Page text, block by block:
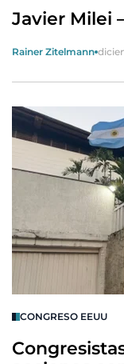
Javier Milei
Rainer Zitelmann
CONGRESO EEUU